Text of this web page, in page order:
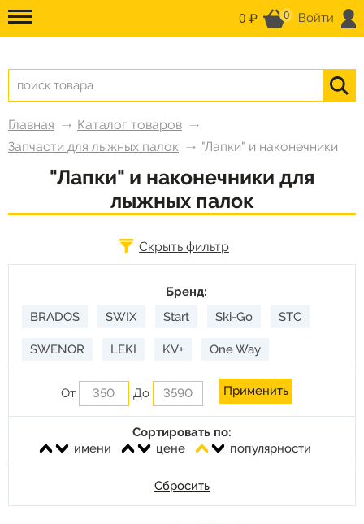
0 ₽ 0 Войти
Главная
Каталог товаров
Запчасти для лыжных палок
"Лапки" и наконечники
"Лапки" и наконечники для
лыжных палок
Скрыть фильтр
Бренд:
BRADOS
SWIX Start Ski-Go STC
SWENOR LEKI KV+ One Way
Сортировать по:
имени
цене популярности
От До
Сбросить